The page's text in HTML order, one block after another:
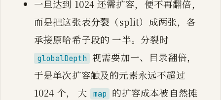
一旦达到 1024 还需扩容，便不再翻倍，
而是把这张表分裂 （split）成两张，各
承接原哈希子段的 一半。分裂时
globalDepth 视需要加一、目录翻倍，
于是单次扩容触及的元素永远不超过
1024 个， 大
map
的扩容成本被自然摊